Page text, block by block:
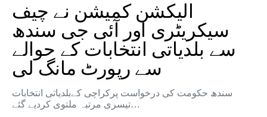
الیکشن کمیشن نے چیف
سیکریٹری اور آئی جی سندھ
سے بلدیاتی انتخابات کے حوالے
سے رپورٹ مانگ لی
سندھ حکومت کی درخواست پرکراچی کےبلدیاتی انتخابات
تیسری مرتبہ ملتوی کردیے گئے…